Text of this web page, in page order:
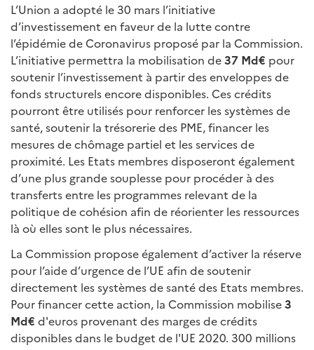
L’Union a adopté le 30 mars l’initiative
d’investissement en faveur de la lutte contre
l’épidémie de Coronavirus proposé par la Commission.
L’initiative permettra la mobilisation de37 Md€ pour
soutenir l’investissement à partir des enveloppes de
fonds structurels encore disponibles. Ces crédits
pourront être utilisés pour renforcer les systèmes de
santé, soutenir la trésorerie des PME, financer les
mesures de chômage partiel et les services de
proximité. Les Etats membres disposeront également
d’une plus grande souplesse pour procéder à des
transferts entre les programmes relevant de la
politique de cohésion afin de réorienter les ressources
là où elles sont le plus nécessaires.
La Commission propose également d’activer la réserve
pour l’aide d’urgence de l’UE afin de soutenir
directement les systèmes de santé des Etats membres.
Pour financer cette action, la Commission mobilise3
Md€ d'euros provenant des marges de crédits
disponibles dans le budget de l'UE 2020. 300 millions